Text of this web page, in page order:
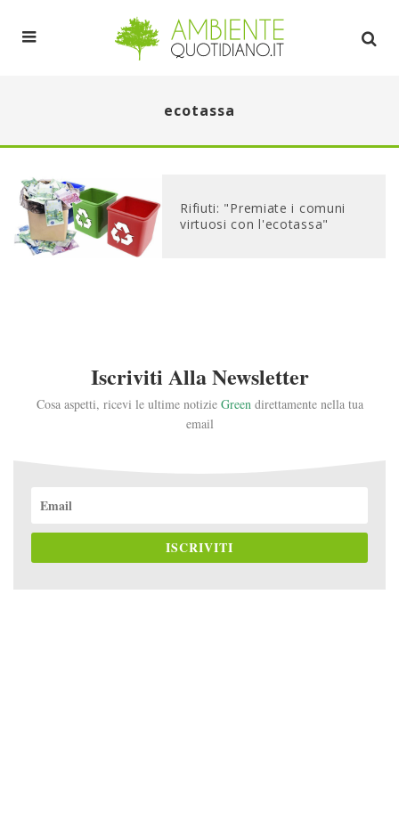
ecotassa
Rifiuti: "Premiate i comuni
virtuosi con l'ecotassa"
Iscriviti Alla Newsletter
Cosa aspetti, ricevi le ultime notizie Greendirettamente nella tua
email
ISCRIVITI